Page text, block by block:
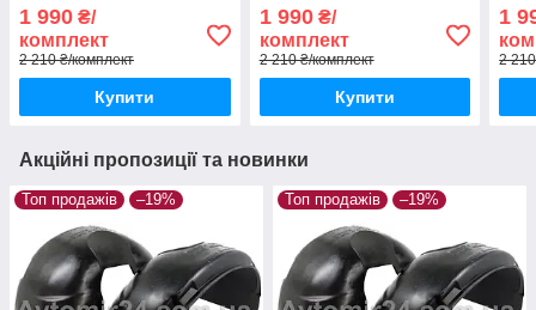
1 990 ₴/
комплект
2 210 ₴/комплект
Купити
1 990₴/
комплект
2 210 ₴/комплект
Купити
1
2
Акційні пропозиції та новинки
Топ продажів –19% Топ продажів –19%